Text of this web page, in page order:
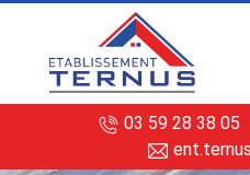
03 59 28 38 05